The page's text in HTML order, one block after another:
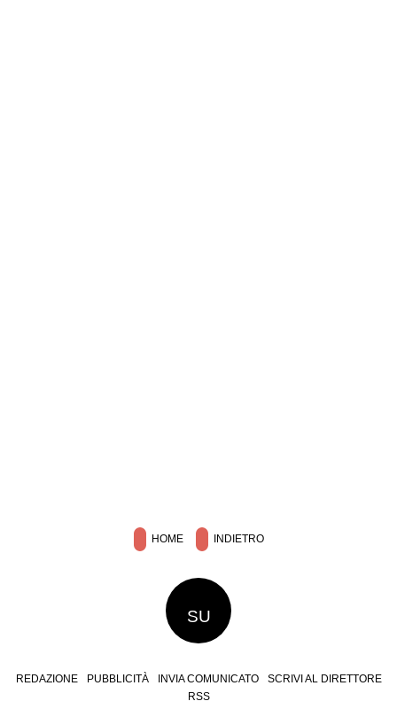
HOME INDIETRO
SU
REDAZIONE PUBBLICITÀ INVIA COMUNICATO
SCRIVI AL DIRETTORE
RSS